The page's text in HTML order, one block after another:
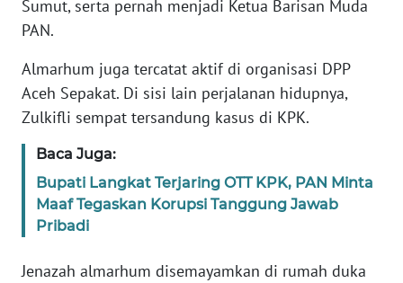
Sumut, serta pernah menjadi Ketua Barisan Muda
PAN.
Almarhum juga tercatat aktif di organisasi DPP
Aceh Sepakat. Di sisi lain perjalanan hidupnya,
Zulkifli sempat tersandung kasus di KPK.
Baca Juga:
Bupati Langkat Terjaring OTT KPK, PAN Minta
Maaf Tegaskan Korupsi Tanggung Jawab
Pribadi
Jenazah almarhum disemayamkan di rumah duka
KONTAK
INFO
IKLAN
KAMI
PEDOMAN
SIBER